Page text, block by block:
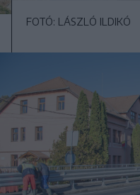
FOTÓ: LÁSZLÓ ILDIKÓ